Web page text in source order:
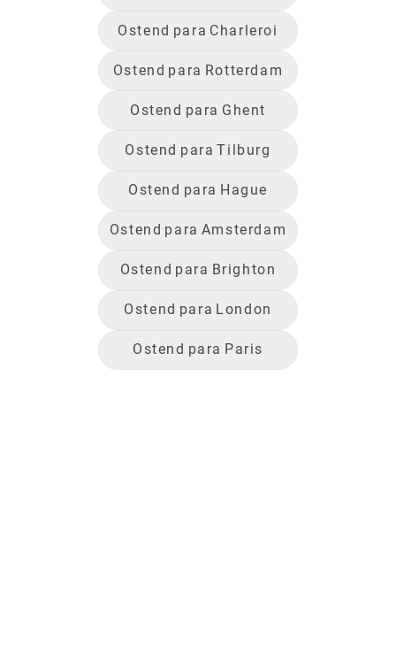
Ostend para Charleroi
Ostend para Rotterdam
Ostend para Ghent
Ostend para Tilburg
Ostend para Hague
Ostend para Amsterdam
Ostend para Brighton
Ostend para London
Ostend para Paris